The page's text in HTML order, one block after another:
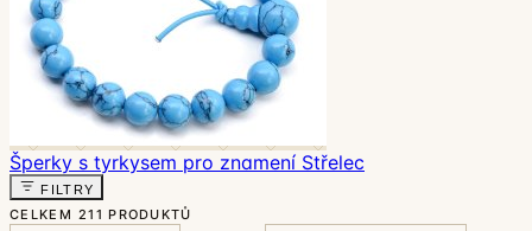
Šperky s tyrkysem pro znamení Střelec
FILTRY
CELKEM 211 PRODUKTŮ